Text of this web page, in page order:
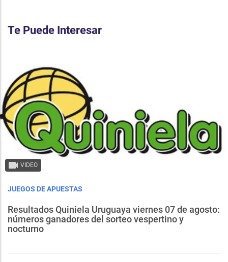
Te Puede Interesar
VIDEO
JUEGOS DE APUESTAS
Resultados Quiniela Uruguaya viernes 07 de agosto:
números ganadores del sorteo vespertino y
nocturno